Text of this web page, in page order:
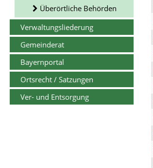
Überörtliche Behörden
Verwaltungsliederung
Gemeinderat
Bayernportal
Ortsrecht / Satzungen
Ver- und Entsorgung